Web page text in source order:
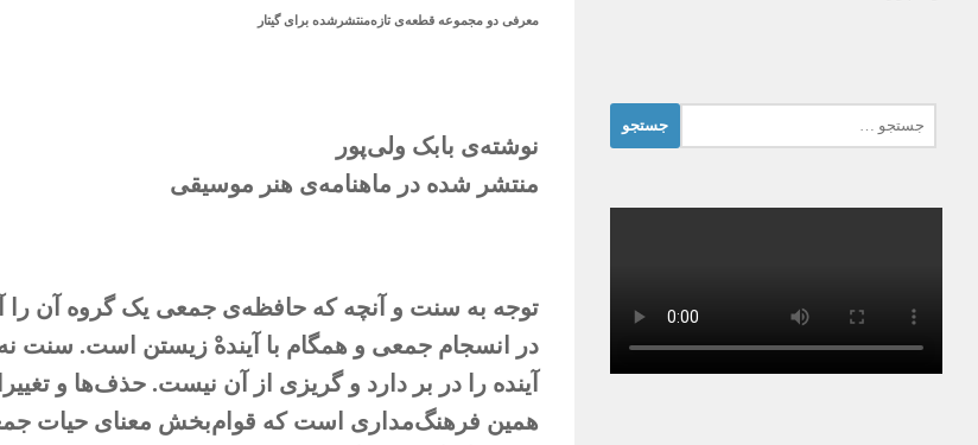
معرفی دو مجموعه قطعه‌ی تازه‌منتشر‌شده برای گیتار
نوشته‌ی بابک ولی‌پور
منتشر شده در ماهنامه‌ی هنر موسیقی
توجه به سنت و آنچه که حافظه‌ی جمعی یک گروه آن
در انسجام جمعی و همگام با آینده‌ْ زیستن است. سنت
آینده را در بر دارد و گریزی از آن نیست. حذف‌ها و
همین فرهنگ‌مداری است که قوام‌بخش معنای حیات
جستجو
برای: